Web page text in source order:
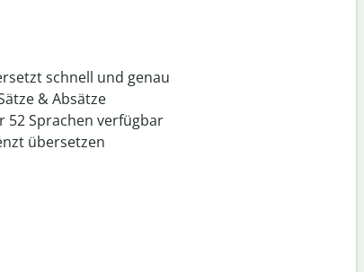
schnell und genau
& Absätze
52Sprachen verfügbar
übersetzen